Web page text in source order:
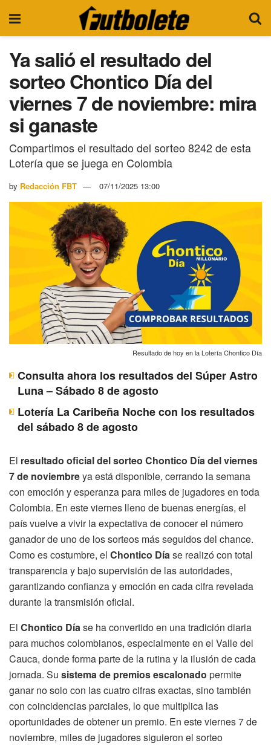
Ya salió el resultado del
sorteo Chontico Día del
viernes 7 de noviembre: mira
si ganaste
Compartimos el resultado del sorteo 8242 de esta
Lotería que se juega en Colombia
by Redacción FBT 07/11/2025 13:00
Resultado de hoy en la Lotería Chontico Día
Consulta ahora los resultados del Súper Astro
Luna – Sábado 8 de agosto
Lotería La Caribeña Noche con los resultados
del sábado 8 de agosto
El resultado oficial del sorteo Chontico Día del viernes
7 de noviembreya está disponible, cerrando la semana
con emoción y esperanza para miles de jugadores en toda
Colombia. En este viernes lleno de buenas energías, el
país vuelve a vivir la expectativa de conocer el número
ganador de uno de los sorteos más seguidos del chance.
Como es costumbre, el Chontico Díase realizó con total
transparencia y bajo supervisión de las autoridades,
garantizando confianza y emoción en cada cifra revelada
durante la transmisión oficial.
El Chontico Díase ha convertido en una tradición diaria
para muchos colombianos, especialmente en el Valle del
Cauca, donde forma parte de la rutina y la ilusión de cada
jornada. Su sistema de premios escalonado permite
ganar no solo con las cuatro cifras exactas, sino también
con coincidencias parciales, lo que multiplica las
oportunidades de obtener un premio. En este viernes 7 de
noviembre, miles de jugadores siguieron el sorteo